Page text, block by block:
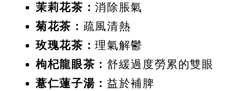
茉莉花茶：消除脹氣
菊花茶： 疏風清熱
玫瑰花茶：理氣解鬱
枸杞龍眼茶： 舒緩過度勞累的雙眼
薏仁蓮子湯： 益於補脾